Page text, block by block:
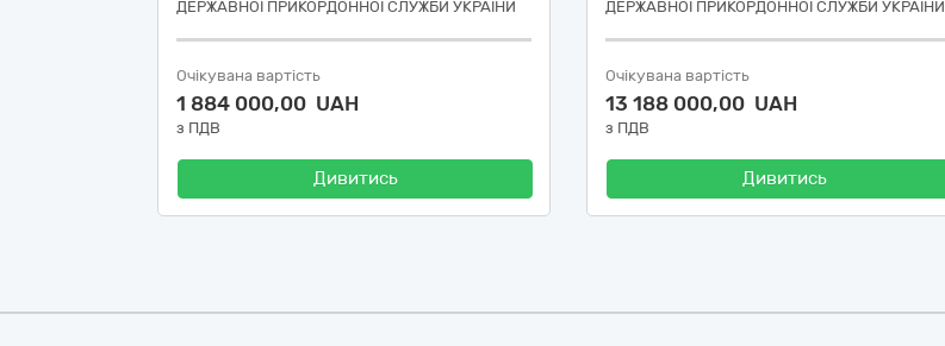
ДЕРЖАВНОЇ ПРИКОРДОННОЇ СЛУЖБИ УКРАЇНИ
Очікувана вартість
1 884 000,00 UAH
з ПДВ
Дивитись
ДЕРЖАВНОЇ ПРИКОРДОННОЇ СЛУЖБИ УКРАЇНИ
Очікувана вартість
13 188 000,00 UAH
з ПДВ
Дивитись